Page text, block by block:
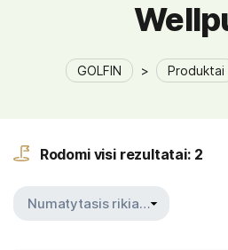
GOLFIN > Produktai
Rodomi visi rezultatai: 2